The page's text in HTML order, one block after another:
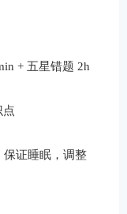
+ 五星错题 2h
点
保证睡眠，调整